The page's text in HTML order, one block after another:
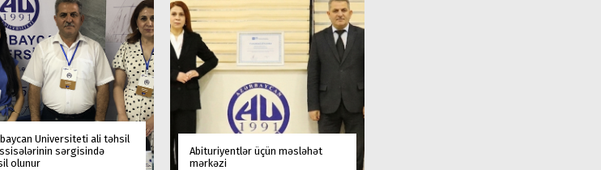
Universiteti ali təhsil
sərgisində
olunur
Abituriyentlər üçün məsləhət
mərkəzi